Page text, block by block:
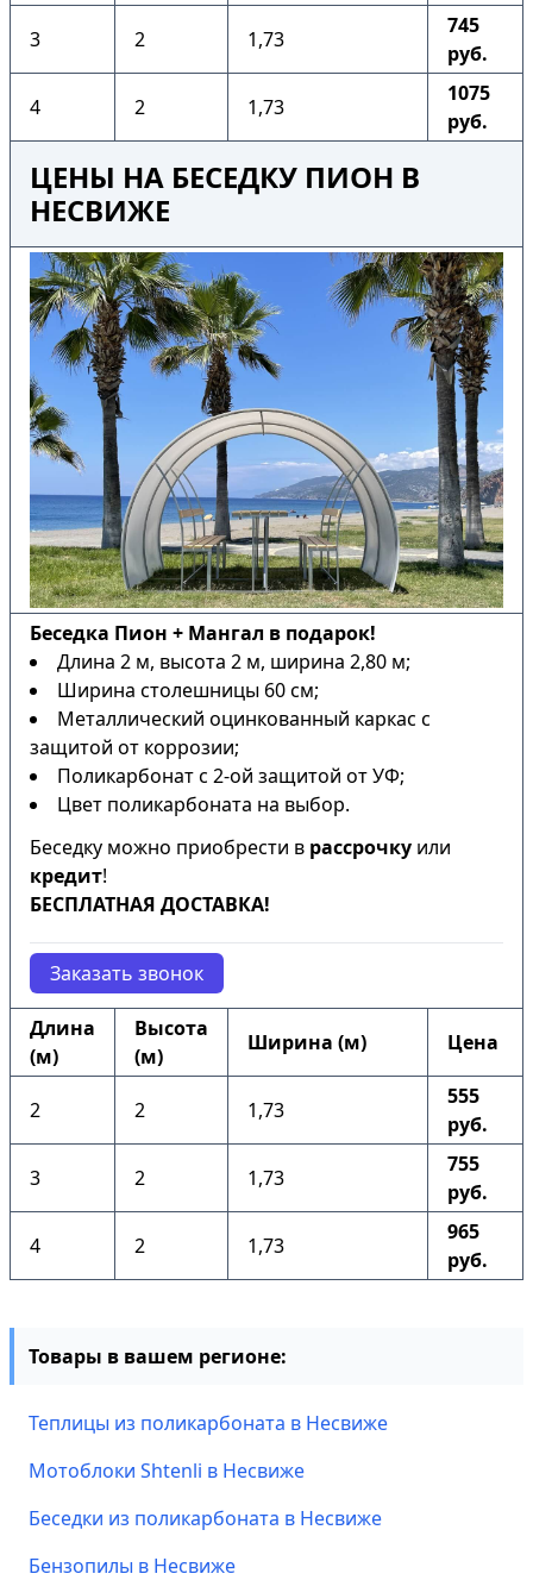
3 2 1,73
745
руб.
4 2 1,73
1075
руб.
ЦЕНЫ НА БЕСЕДКУ ПИОН В
НЕСВИЖЕ
Беседка Пион + Мангал в подарок!
Длина 2 м, высота 2 м, ширина 2,80 м;
Ширина столешницы 60 см;
Металлический оцинкованный каркас с
защитой от коррозии;
Поликарбонат с 2-ой защитой от УФ;
Цвет поликарбоната на выбор.
Беседку можно приобрести в рассрочку или
кредит!
БЕСПЛАТНАЯ ДОСТАВКА!
Заказать звонок
Длина
(м)
Высота
(м)
Ширина (м) Цена
2 2 1,73
555
руб.
3 2 1,73
755
руб.
4 2 1,73
965
руб.
Товары в вашем регионе:
Теплицы из поликарбоната в Несвиже
Мотоблоки Shtenli в Несвиже
Беседки из поликарбоната в Несвиже
Бензопилы в Несвиже